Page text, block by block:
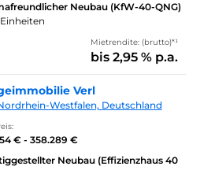
Neubau (KfW-40-QNG)
Einheiten
Mietrendite: (brutto)*¹
bis 2,95 % p.a.
Verl
Westfalen, Deutschland
€ - 358.289 €
Neubau (Effizienzhaus 40